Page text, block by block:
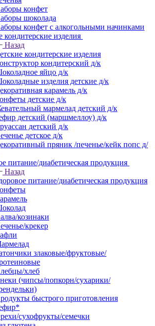
конфет
шоколада
конфет с алкогольными начинками
кондитерские изделия
Назад
кондитерские изделия
кондитерский д/к
яйцо д/к
изделия детские д/к
карамель д/к
детские д/к
мармелад детский д/к
детский (маршмеллоу) д/к
детский д/к
детское д/к
пряник /печенье/кейк попс д/
питание/диабетическая продукция
Назад
питание/диабетическая продукция
козинаки
крекер
злаковые/фруктовые/
хлеб
(чипсы/попкорн/сухарики/
быстрого приготовления
сухофрукты/семечки